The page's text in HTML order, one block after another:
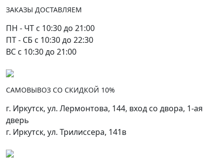
ЗАКАЗЫ ДОСТАВЛЯЕМ
ПН - ЧТ с 10:30 до 21:00
ПТ - СБ с 10:30 до 22:30
ВС с 10:30 до 21:00
САМОВЫВОЗ СО СКИДКОЙ 10%
г. Иркутск, ул. Лермонтова, 144, вход со двора, 1-ая
дверь
г. Иркутск, ул. Трилиссера, 141в